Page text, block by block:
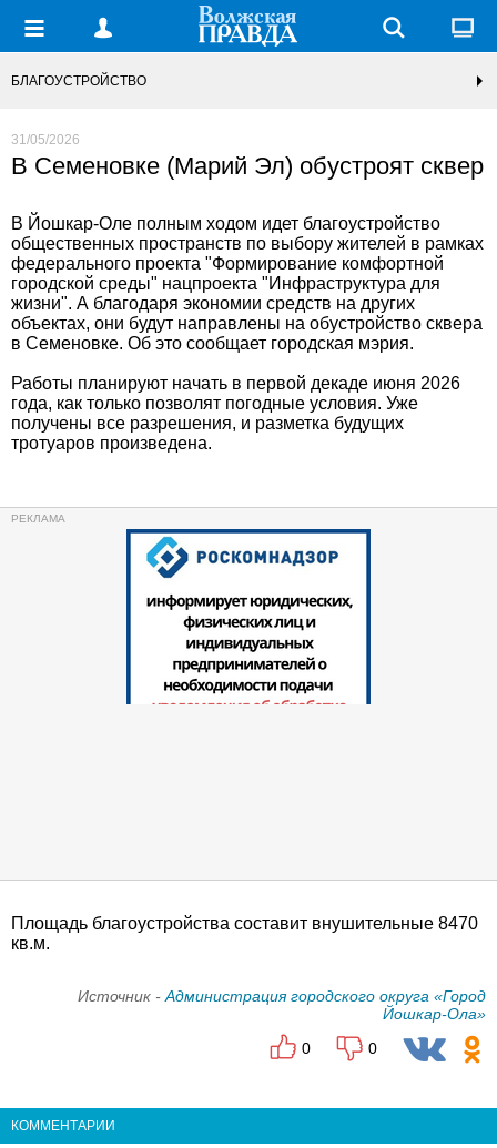
БЛАГОУСТРОЙСТВО
31/05/2026
В Семеновке (Марий Эл) обустроят сквер
В Йошкар-Оле полным ходом идет благоустройство
общественных пространств по выбору жителей в рамках
федерального проекта "Формирование комфортной
городской среды" нацпроекта "Инфраструктура для
жизни". А благодаря экономии средств на других
объектах, они будут направлены на обустройство сквера
в Семеновке. Об это сообщает городская мэрия.
Работы планируют начать в первой декаде июня 2026
года, как только позволят погодные условия. Уже
получены все разрешения, и разметка будущих
тротуаров произведена.
Площадь благоустройства составит внушительные 8470
кв.м.
Источник - Администрация городского округа «Город
Йошкар-Ола»
0
0
КОММЕНТАРИИ